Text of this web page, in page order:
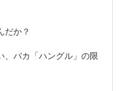
だか？
、バカ「ハングル」の限